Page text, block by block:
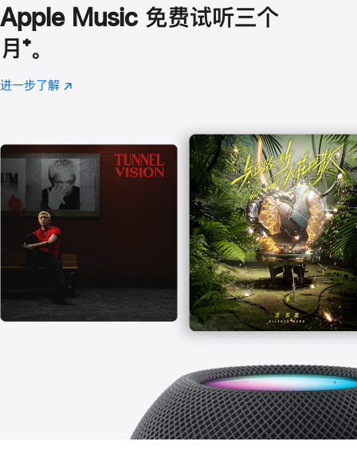
Apple Music 免费试听三个
月 脚
注
⁺。
进一步了解 Apple
(在
口
中
打
开)